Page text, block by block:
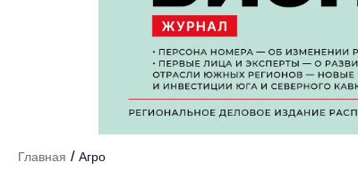
Главная / Агро